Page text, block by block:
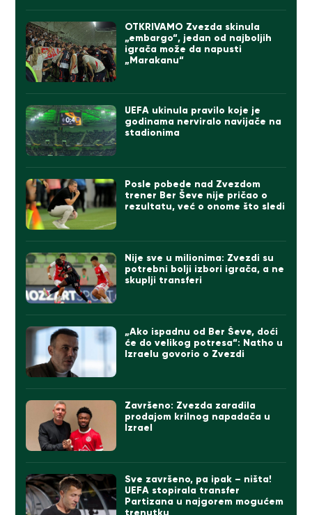
OTKRIVAMO Zvezda skinula
„embargo“, jedan od najboljih
igrača može da napusti
„Marakanu“
UEFA ukinula pravilo koje je
godinama nerviralo navijače na
stadionima
Posle pobede nad Zvezdom
trener Ber Ševe nije pričao o
rezultatu, već o onome što sledi
Nije sve u milionima: Zvezdi su
potrebni bolji izbori igrača, a ne
skuplji transferi
„Ako ispadnu od Ber Ševe, doći
će do velikog potresa“: Natho u
Izraelu govorio o Zvezdi
Završeno: Zvezda zaradila
prodajom krilnog napadača u
Izrael
Sve završeno, pa ipak – ništa!
UEFA stopirala transfer
Partizana u najgorem mogućem